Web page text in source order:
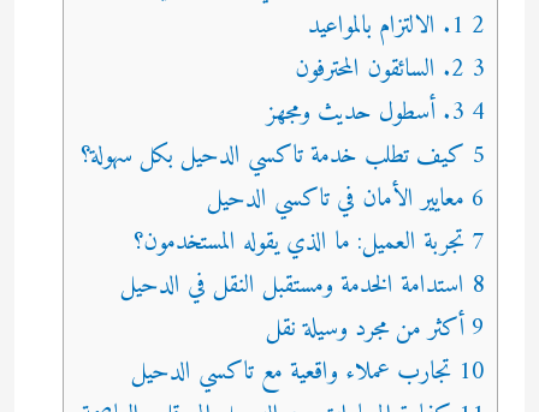
2 1. الالتزام بالمواعيد
3 2. السائقون المحترفون
4 3. أسطول حديث ومجهز
5 كيف تطلب خدمة تاكسي الدحيل بكل سهولة؟
6 معايير الأمان في تاكسي الدحيل
7 تجربة العميل: ما الذي يقوله المستخدمون؟
8 استدامة الخدمة ومستقبل النقل في الدحيل
9 أكثر من مجرد وسيلة نقل
10 تجارب عملاء واقعية مع تاكسي الدحيل